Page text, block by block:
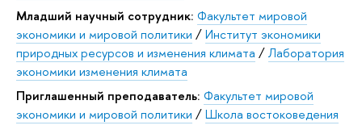
Младший научный сотрудник: Факультет мировой
экономики и мировой политики /Институт экономики
природных ресурсов и изменения климата /Лаборатория
экономики изменения климата
Приглашенный преподаватель: Факультет мировой
экономики и мировой политики /Школа востоковедения